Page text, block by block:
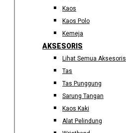
Kaos
Kaos Polo
Kemeja
AKSESORIS
Lihat Semua Aksesoris
Tas
Tas Punggung
Sarung Tangan
Kaos Kaki
Alat Pelindung